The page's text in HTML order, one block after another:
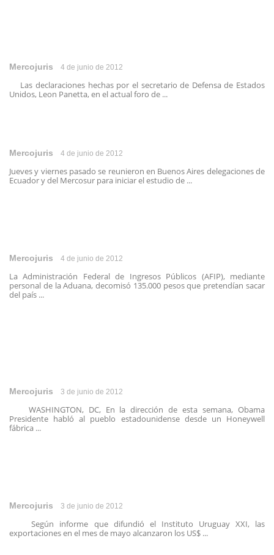
Mercojuris 4 de junio de 2012
Las declaraciones hechas por el secretario de Defensa de Estados
Unidos, Leon Panetta, en el actual foro de ...
Mercojuris 4 de junio de 2012
Jueves y viernes pasado se reunieron en Buenos Aires delegaciones de
Ecuador y del Mercosur para iniciar el estudio de ...
Mercojuris 4 de junio de 2012
La Administración Federal de Ingresos Públicos (AFIP), mediante
personal de la Aduana, decomisó 135.000 pesos que pretendían sacar
del país ...
Mercojuris 3 de junio de 2012
WASHINGTON, DC, En la dirección de esta semana, Obama
Presidente habló al pueblo estadounidense desde un Honeywell
fábrica ...
Mercojuris 3 de junio de 2012
Según informe que difundió el Instituto Uruguay XXI, las
exportaciones en el mes de mayo alcanzaron los US$ ...